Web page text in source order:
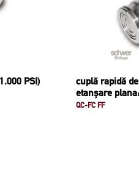
PSI)
cuplă rapidă
etanșare
QC-FC FF